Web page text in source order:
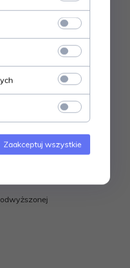
z kominka.
Zaakceptuj wszystkie